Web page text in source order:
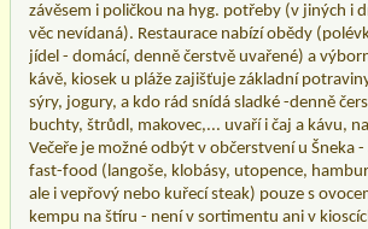
závěsem i poličkou na hyg. potřeby (v jiných i
věc nevídaná). Restaurace nabízí obědy
jídel - domácí, denně čerstvě uvařené) a
kávě, kiosek u pláže zajišťuje základní
sýry, jogury, a kdo rád snídá sladké -denně
buchty, štrůdl, makovec,... uvaří i čaj a kávu,
Večeře je možné odbýt v občerstvení u Šneka
fast-food (langoše, klobásy, utopence,
ale i vepřový nebo kuřecí steak) pouze s
kempu na štíru - není v sortimentu ani v